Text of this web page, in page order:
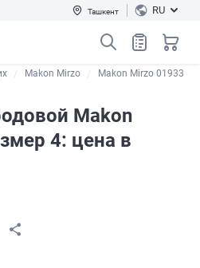
Ташкент RU
Makon Mirzo Makon Mirzo 01933
Makon
4: цена в